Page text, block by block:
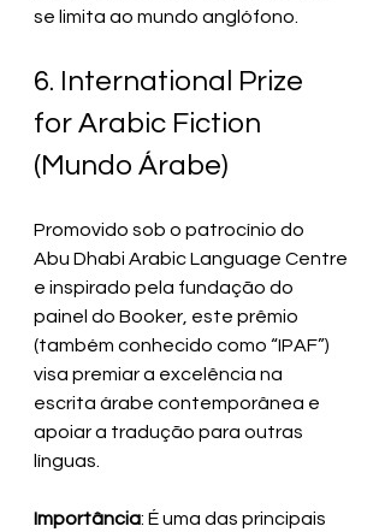
se limita ao mundo anglófono.
6. International Prize
for Arabic Fiction
(Mundo Árabe)
Promovido sob o patrocínio do
Abu Dhabi Arabic Language Centre
e inspirado pela fundação do
painel do Booker, este prêmio
(também conhecido como “IPAF”)
visa premiar a excelência na
escrita árabe contemporânea e
apoiar a tradução para outras
línguas.
Importância: É uma das principais